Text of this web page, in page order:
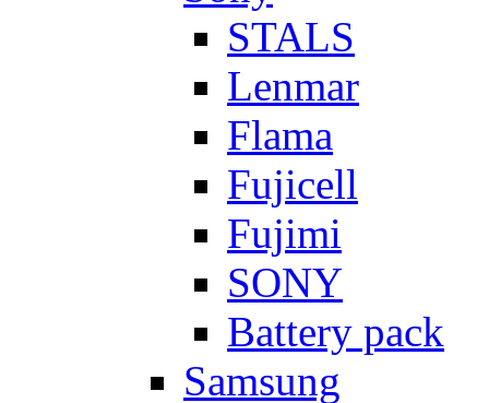
STALS
Lenmar
Flama
Fujicell
Fujimi
SONY
Battery pack
Samsung